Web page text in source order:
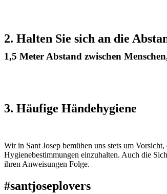
2. Halten Sie sich an die
1,5 Meter Abstand zwischen
3. Häufige Händehygiene
Wir in Sant Josep bemühen uns stets um
Hygienebestimmungen einzuhalten. Auch die
ihren Anweisungen Folge.
#santjoseplovers